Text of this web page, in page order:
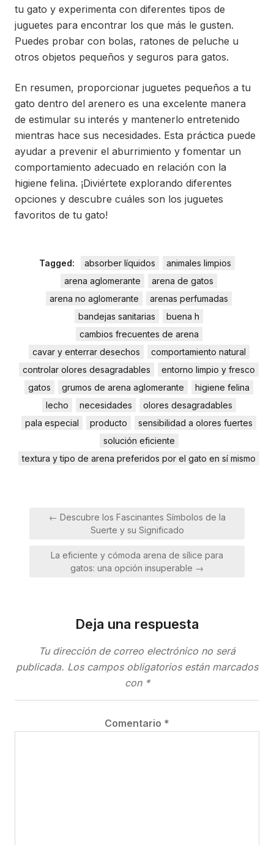
tu gato y experimenta con diferentes tipos de
juguetes para encontrar los que más le gusten.
Puedes probar con bolas, ratones de peluche u
otros objetos pequeños y seguros para gatos.
En resumen, proporcionar juguetes pequeños a tu
gato dentro del arenero es una excelente manera
de estimular su interés y mantenerlo entretenido
mientras hace sus necesidades. Esta práctica puede
ayudar a prevenir el aburrimiento y fomentar un
comportamiento adecuado en relación con la
higiene felina. ¡Diviértete explorando diferentes
opciones y descubre cuáles son los juguetes
favoritos de tu gato!
Tagged: absorber líquidos
animales limpios
arena aglomerante
arena de gatos
arena no aglomerante
arenas perfumadas
bandejas sanitarias
buena h
cambios frecuentes de arena
cavar y enterrar desechos
comportamiento natural
controlar olores desagradables
entorno limpio y fresco
gatos
grumos de arena aglomerante
higiene felina
lecho
necesidades
olores desagradables
pala especial
producto
sensibilidad a olores fuertes
solución eficiente
textura y tipo de arena preferidos por el gato en sí mismo
Navegación
← Descubre los Fascinantes Símbolos de la
Suerte y su Significado
La eficiente y cómoda arena de sílice para
gatos: una opción insuperable →
Deja una respuesta
Tu dirección de correo electrónico no será
publicada. Los campos obligatorios están marcados
con *
Comentario *